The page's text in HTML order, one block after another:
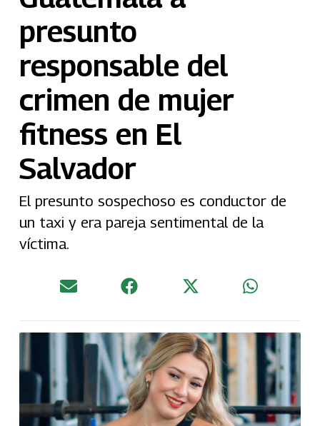
presunto
responsable del
crimen de mujer
fitness en El
Salvador
El presunto sospechoso es conductor de
un taxi y era pareja sentimental de la
víctima.